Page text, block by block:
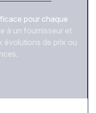
pour chaque
à un fournisseur et
évolutions de prix ou